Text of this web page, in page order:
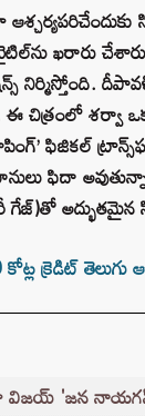
ఖరారు
నిర్మిస్తోంది.
చిత్రంలో శర్వా
ఫిజికల్
ఫిదా
అద్భుతమైన
క్రెడిట్ తెలుగు
'జన నాయగన్'..